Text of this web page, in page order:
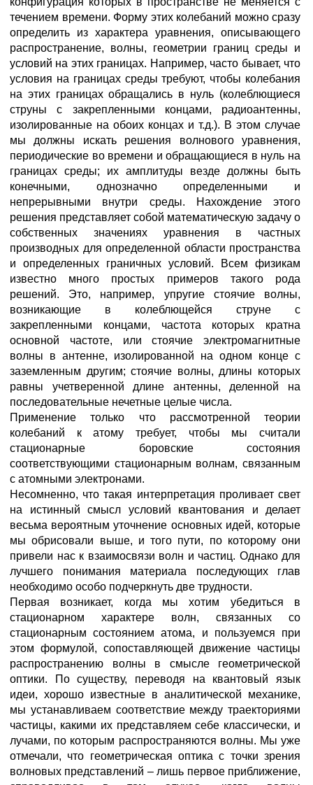
течением времени. Форму этих колебаний можно сразу
определить из характера уравнения, описывающего
распространение, волны, геометрии границ среды и
условий на этих границах. Например, часто бывает, что
условия на границах среды требуют, чтобы колебания
на этих границах обращались в нуль (колеблющиеся
струны с закрепленными концами, радиоантенны,
изолированные на обоих концах и т.д.). В этом случае
мы должны искать решения волнового уравнения,
периодические во времени и обращающиеся в нуль на
границах среды; их амплитуды везде должны быть
конечными, однозначно определенными и
непрерывными внутри среды. Нахождение этого
решения представляет собой математическую задачу о
собственных значениях уравнения в частных
производных для определенной области пространства
и определенных граничных условий. Всем физикам
известно много простых примеров такого рода
решений. Это, например, упругие стоячие волны,
возникающие в колеблющейся струне с
закрепленными концами, частота которых кратна
основной частоте, или стоячие электромагнитные
волны в антенне, изолированной на одном конце с
заземленным другим; стоячие волны, длины которых
равны учетверенной длине антенны, деленной на
последовательные нечетные целые числа.
Применение только что рассмотренной теории
колебаний к атому требует, чтобы мы считали
стационарные боровские состояния
соответствующими стационарным волнам, связанным
с атомными электронами.
Несомненно, что такая интерпретация проливает свет
на истинный смысл условий квантования и делает
весьма вероятным уточнение основных идей, которые
мы обрисовали выше, и того пути, по которому они
привели нас к взаимосвязи волн и частиц. Однако для
лучшего понимания материала последующих глав
необходимо особо подчеркнуть две трудности.
Первая возникает, когда мы хотим убедиться в
стационарном характере волн, связанных со
стационарным состоянием атома, и пользуемся при
этом формулой, сопоставляющей движение частицы
распространению волны в смысле геометрической
оптики. По существу, переводя на квантовый язык
идеи, хорошо известные в аналитической механике,
мы устанавливаем соответствие между траекториями
частицы, какими их представляем себе классически, и
лучами, по которым распространяются волны. Мы уже
отмечали, что геометрическая оптика с точки зрения
волновых представлений – лишь первое приближение,